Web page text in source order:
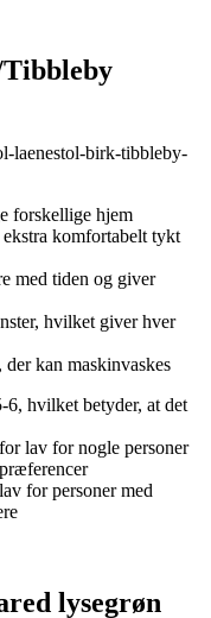
laenestol-birk-tibbleby-
forskellige hjem
komfortabelt tykt
med tiden og giver
hvilket giver hver
kan maskinvaskes
6, hvilket betyder, at det
lav for nogle personer
for personer med
lysegrøn